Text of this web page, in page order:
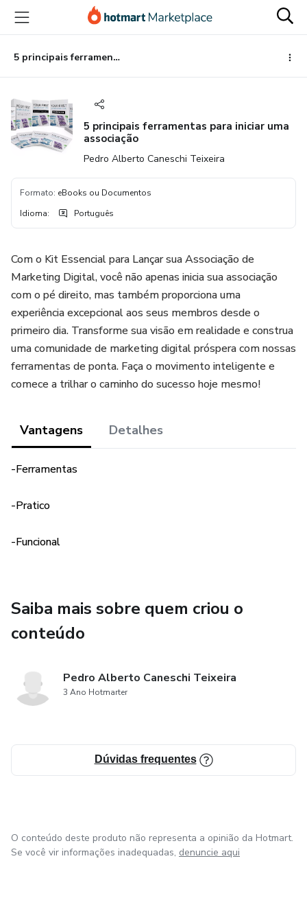
para
conteúdo
principal
para
pagamento
para
rodapé
5 principais ferramentas para iniciar uma associação
5 principais ferramentas para iniciar uma
associação
Pedro Alberto Caneschi Teixeira
Formato: eBooks ou Documentos
Idioma: Português
Com o Kit Essencial para Lançar sua Associação de
Marketing Digital, você não apenas inicia sua associação
com o pé direito, mas também proporciona uma
experiência excepcional aos seus membros desde o
primeiro dia. Transforme sua visão em realidade e construa
uma comunidade de marketing digital próspera com nossas
ferramentas de ponta. Faça o movimento inteligente e
comece a trilhar o caminho do sucesso hoje mesmo!
Vantagens Detalhes
-Ferramentas
-Pratico
-Funcional
Saiba mais sobre quem criou o
conteúdo
Pedro Alberto Caneschi Teixeira
3 Ano Hotmarter
Dúvidas frequentes
O conteúdo deste produto não representa a opinião da Hotmart.
Se você vir informações inadequadas, denuncie aqui